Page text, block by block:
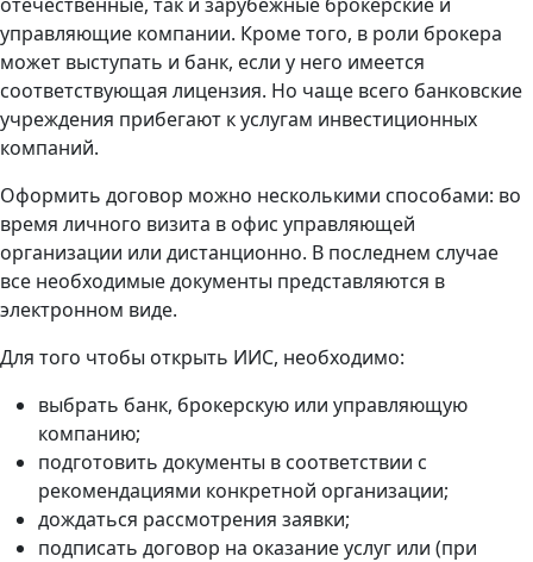
управляющие компании. Кроме того, в роли брокера
может выступать и банк, если у него имеется
соответствующая лицензия. Но чаще всего банковские
учреждения прибегают к услугам инвестиционных
компаний.
Оформить договор можно несколькими способами: во
время личного визита в офис управляющей
организации или дистанционно. В последнем случае
все необходимые документы представляются в
электронном виде.
Для того чтобы открыть ИИС, необходимо:
выбрать банк, брокерскую или управляющую
компанию;
подготовить документы в соответствии с
рекомендациями конкретной организации;
дождаться рассмотрения заявки;
подписать договор на оказание услуг или (при